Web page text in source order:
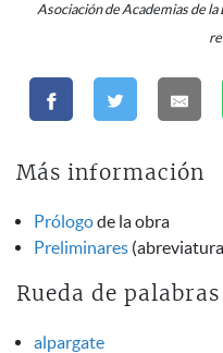
Asociación de Academias de
Más información
Prólogode la obra
Preliminares
Rueda de palabras
alpargate